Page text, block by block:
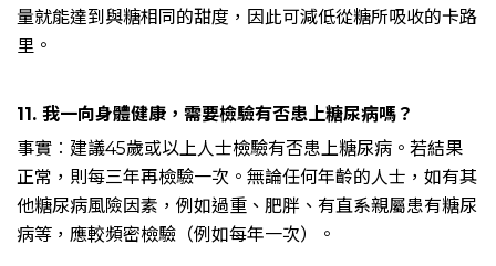
量就能達到與糖相同的甜度，因此可減低從糖所吸收的卡路
里。
11. 我一向身體健康，需要檢驗有否患上糖尿病嗎？
事實︰建議45歲或以上人士檢驗有否患上糖尿病。若結果
正常，則每三年再檢驗一次。無論任何年齡的人士，如有其
他糖尿病風險因素，例如過重、肥胖、有直系親屬患有糖尿
病等，應較頻密檢驗（例如每年一次）。